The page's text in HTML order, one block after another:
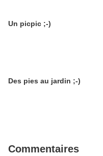
Un picpic ;-)
Des pies au jardin ;-)
Commentaires